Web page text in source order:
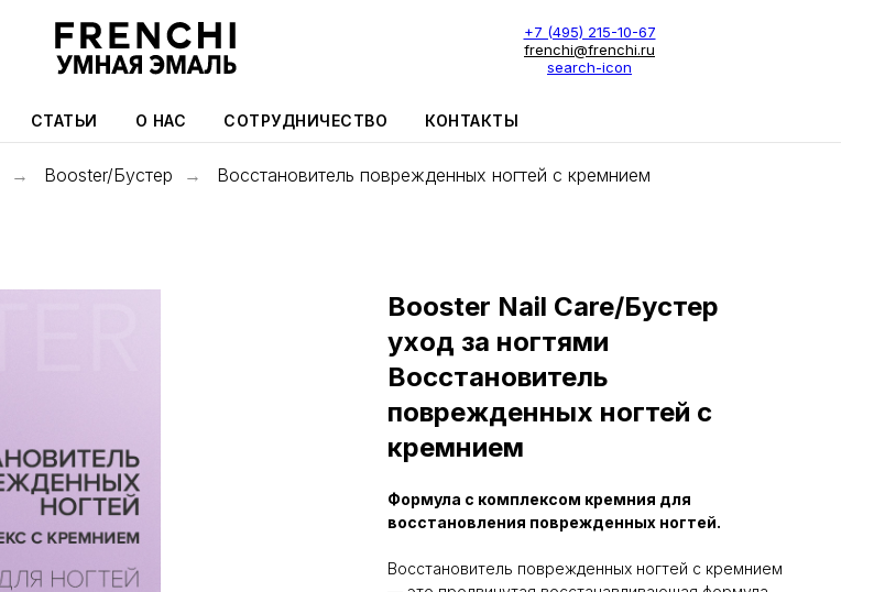
+7 (495) 215-10-67
frenchi@frenchi.ru
search-icon
СТАТЬИ О НАС СОТРУДНИЧЕСТВО КОНТАКТЫ
→ Booster/Бустер → Восстановитель поврежденных ногтей c кремнием
Booster Nail Care/Бустер
уход за ногтями
Восстановитель
поврежденных ногтей c
кремнием
Формула с комплексом кремния для
восстановления поврежденных ногтей.
Восстановитель поврежденных ногтей с кремнием